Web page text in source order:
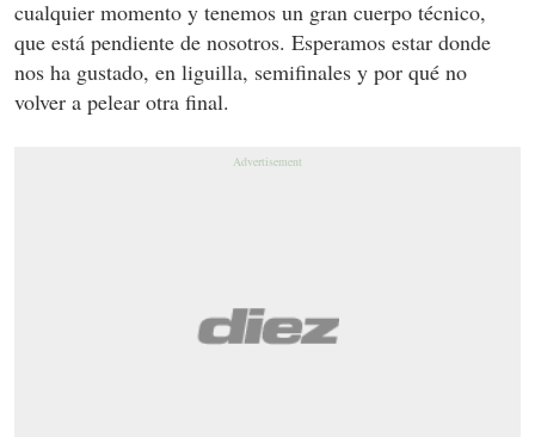
cualquier momento y tenemos un gran cuerpo técnico,
que está pendiente de nosotros. Esperamos estar donde
nos ha gustado, en liguilla, semifinales y por qué no
volver a pelear otra final.